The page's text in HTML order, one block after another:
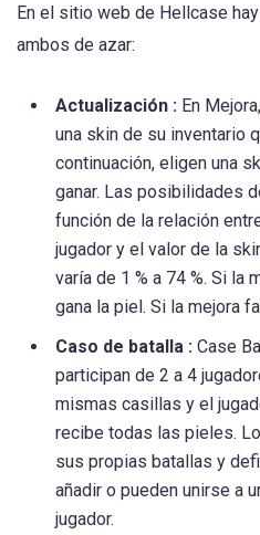
En el sitio web de Hellcase
ambos de azar:
Actualización : En
una skin de su inventario
continuación, eligen una
ganar. Las posibilidades
función de la relación
jugador y el valor de la
varía de 1 % a 74 %. Si la
gana la piel. Si la mejora
Caso de batalla : Case
participan de 2 a 4
mismas casillas y el
recibe todas las pieles.
sus propias batallas y
añadir o pueden unirse a
jugador.